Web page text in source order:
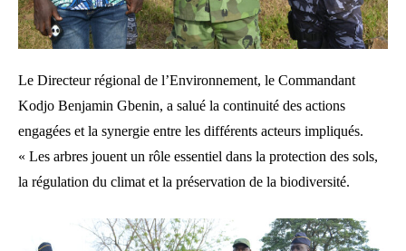
Le Directeur régional de l’Environnement, le Commandant
Kodjo Benjamin Gbenin, a salué la continuité des actions
engagées et la synergie entre les différents acteurs impliqués.
« Les arbres jouent un rôle essentiel dans la protection des sols,
la régulation du climat et la préservation de la biodiversité.